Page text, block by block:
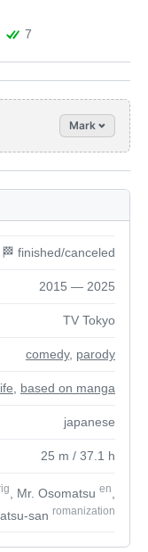
7
Mark
🏁 finished/canceled
2015 — 2025
TV Tokyo
comedy, parody
based on manga
japanese
25 m / 37.1 h
, Mr. Osomatsu en
san romanization